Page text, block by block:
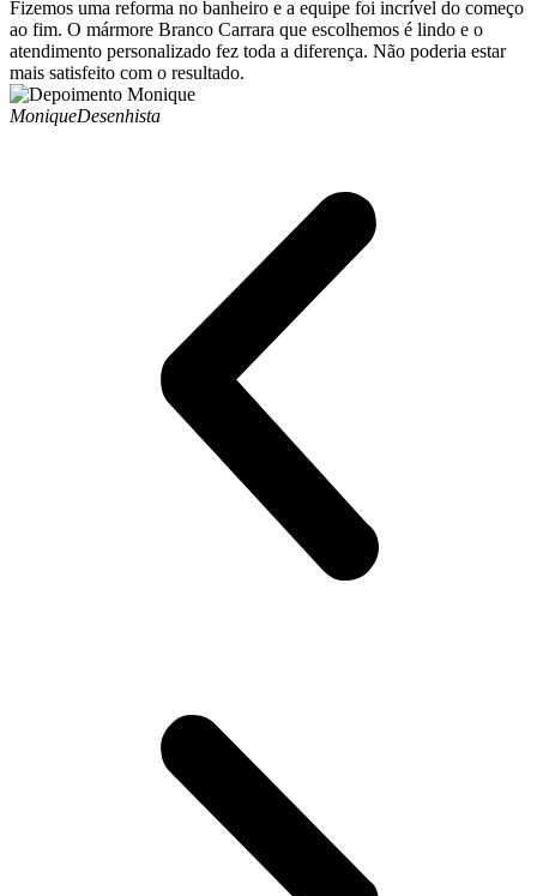
Fizemos uma reforma no banheiro e a equipe foi incrível do começo
ao fim. O mármore Branco Carrara que escolhemos é lindo e o
atendimento personalizado fez toda a diferença. Não poderia estar
mais satisfeito com o resultado.
MoniqueDesenhista